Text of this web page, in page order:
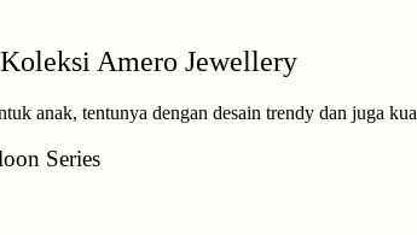
Amero Jewellery
anak, tentunya dengan desain trendy dan juga
Series